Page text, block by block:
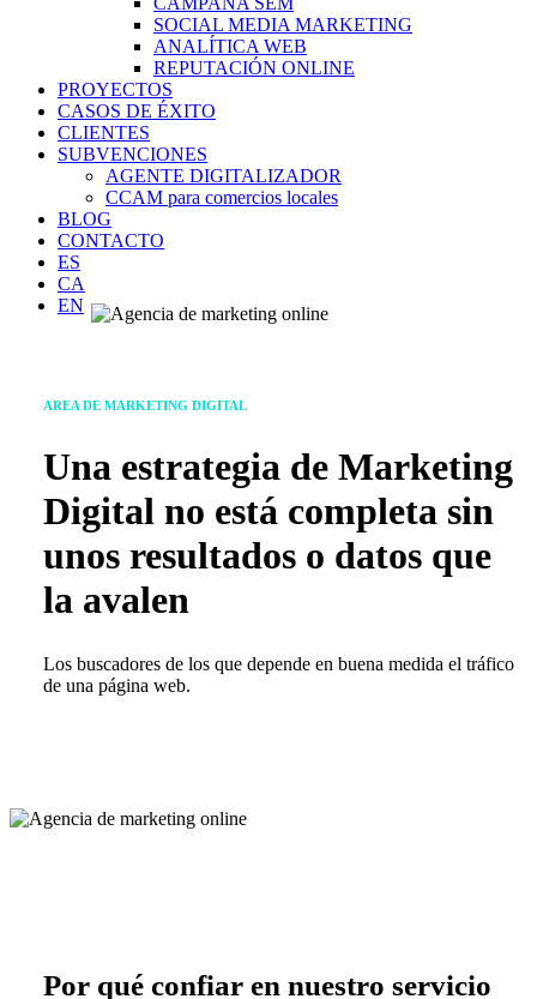
SOCIAL MEDIA MARKETING
ANALÍTICA WEB
REPUTACIÓN ONLINE
PROYECTOS
CASOS DE ÉXITO
CLIENTES
SUBVENCIONES
AGENTE DIGITALIZADOR
CCAM para comercios locales
BLOG
CONTACTO
ES
CA
EN
AREA DE MARKETING DIGITAL
Una estrategia de Marketing
Digital no está completa sin
unos resultados o datos que
la avalen
Los buscadores de los que depende en buena medida el tráfico
de una página web.
Por qué confiar en nuestro servicio